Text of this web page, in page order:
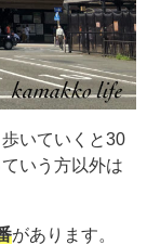
いていくと30
いう方以外は
があります。